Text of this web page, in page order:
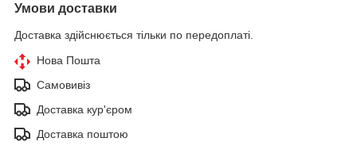
Умови доставки
Доставка здійснюється тільки по передоплаті.
Нова Пошта
Самовивіз
Доставка кур'єром
Доставка поштою